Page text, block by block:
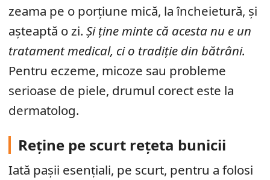
zeama pe o porțiune mică, la încheietură, și
așteaptă o zi. Și ține minte că acesta nu e un
tratament medical, ci o tradiție din bătrâni.
Pentru eczeme, micoze sau probleme
serioase de piele, drumul corect este la
dermatolog.
Reține pe scurt rețeta bunicii
Iată pașii esențiali, pe scurt, pentru a folosi